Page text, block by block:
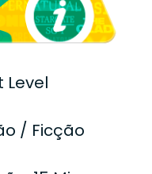
Level
/ Ficção